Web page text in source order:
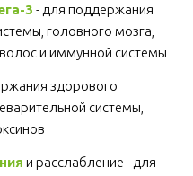
3 - для поддержания
головного мозга,
и иммунной системы
здорового
системы,
и расслабление - для